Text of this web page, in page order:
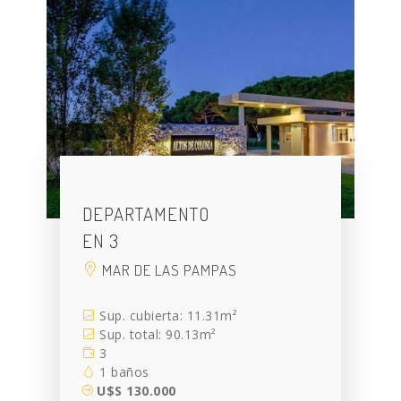
DEPARTAMENTO
EN 3
MAR DE LAS PAMPAS
Sup. cubierta: 11.31m²
Sup. total: 90.13m²
3
1 baños
U$S 130.000